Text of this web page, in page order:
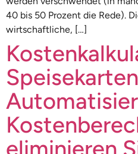
40 bis 50 Prozent die Rede).
wirtschaftliche, […]